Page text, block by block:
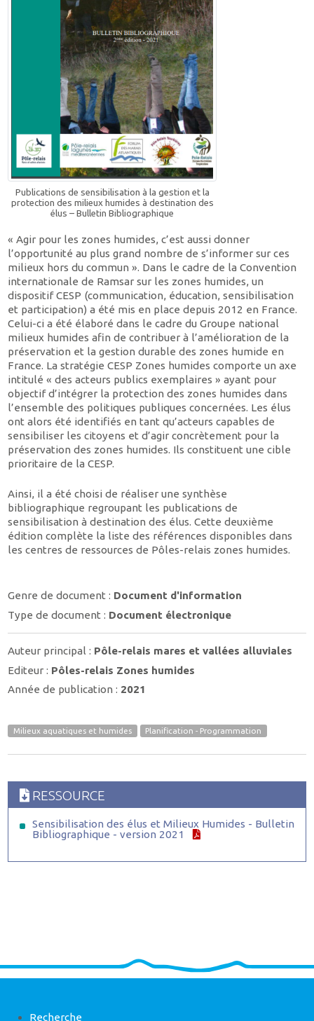
Publications de sensibilisation à la gestion et la
protection des milieux humides à destination des
élus – Bulletin Bibliographique
« Agir pour les zones humides, c’est aussi donner
l’opportunité au plus grand nombre de s’informer sur ces
milieux hors du commun ». Dans le cadre de la Convention
internationale de Ramsar sur les zones humides, un
dispositif CESP (communication, éducation, sensibilisation
et participation) a été mis en place depuis 2012 en France.
Celui-ci a été élaboré dans le cadre du Groupe national
milieux humides afin de contribuer à l’amélioration de la
préservation et la gestion durable des zones humide en
France. La stratégie CESP Zones humides comporte un axe
intitulé « des acteurs publics exemplaires » ayant pour
objectif d’intégrer la protection des zones humides dans
l’ensemble des politiques publiques concernées. Les élus
ont alors été identifiés en tant qu’acteurs capables de
sensibiliser les citoyens et d’agir concrètement pour la
préservation des zones humides. Ils constituent une cible
prioritaire de la CESP.
Ainsi, il a été choisi de réaliser une synthèse
bibliographique regroupant les publications de
sensibilisation à destination des élus. Cette deuxième
édition complète la liste des références disponibles dans
les centres de ressources de Pôles-relais zones humides.
Genre de document : Document d'information
Type de document : Document électronique
Auteur principal : Pôle-relais mares et vallées alluviales
Editeur : Pôles-relais Zones humides
Année de publication : 2021
Milieux aquatiques et humides Planification - Programmation
RESSOURCE
Sensibilisation des élus et Milieux Humides - Bulletin
Bibliographique - version 2021
Recherche